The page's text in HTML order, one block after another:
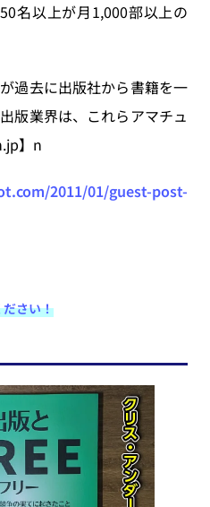
名以上が月1,000部以上の
過去に出版社から書籍を一
版業界は、これらアマチュ
】n
2011/01/guest-post-
さい！